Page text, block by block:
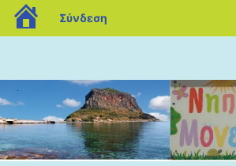
blogs.sch.gr
Σύνδεση